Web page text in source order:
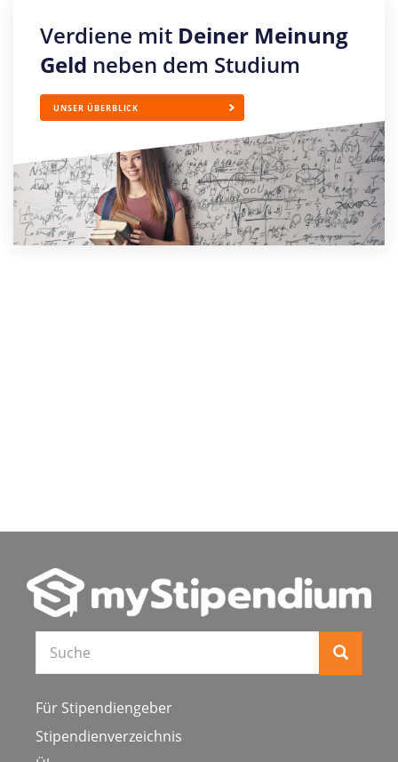
Verdiene mit Deiner Meinung
Geld neben dem Studium
UNSER ÜBERBLICK
Für Stipendiengeber
Stipendienverzeichnis